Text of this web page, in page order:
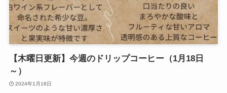
【木曜日更新】今週のドリップコーヒー（1月18日
～）
2024年1月18日